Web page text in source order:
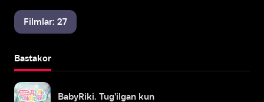
Filmlar: 27
Bastakor
BabyRiki. Tug'ilgan kun